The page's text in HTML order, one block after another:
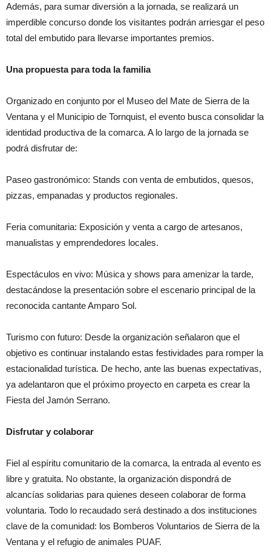
Además, para sumar diversión a la jornada, se realizará un
imperdible concurso donde los visitantes podrán arriesgar el peso
total del embutido para llevarse importantes premios.
Una propuesta para toda la familia
Organizado en conjunto por el Museo del Mate de Sierra de la
Ventana y el Municipio de Tornquist, el evento busca consolidar la
identidad productiva de la comarca. A lo largo de la jornada se
podrá disfrutar de:
Paseo gastronómico: Stands con venta de embutidos, quesos,
pizzas, empanadas y productos regionales.
Feria comunitaria: Exposición y venta a cargo de artesanos,
manualistas y emprendedores locales.
Espectáculos en vivo: Música y shows para amenizar la tarde,
destacándose la presentación sobre el escenario principal de la
reconocida cantante Amparo Sol.
Turismo con futuro: Desde la organización señalaron que el
objetivo es continuar instalando estas festividades para romper la
estacionalidad turística. De hecho, ante las buenas expectativas,
ya adelantaron que el próximo proyecto en carpeta es crear la
Fiesta del Jamón Serrano.
Disfrutar y colaborar
Fiel al espíritu comunitario de la comarca, la entrada al evento es
libre y gratuita. No obstante, la organización dispondrá de
alcancías solidarias para quienes deseen colaborar de forma
voluntaria. Todo lo recaudado será destinado a dos instituciones
clave de la comunidad: los Bomberos Voluntarios de Sierra de la
Ventana y el refugio de animales PUAF.